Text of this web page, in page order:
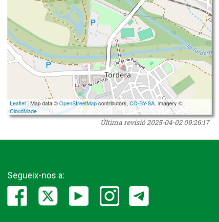
Leaflet| Map data ©OpenStreetMapcontributors, CC-BY-SA, Imagery ©
CloudMade
Última revisió2025-04-02 09:26:17
Segueix-nos a: